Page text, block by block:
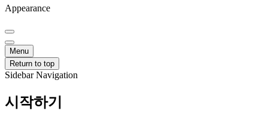
Appearance
Menu
Return to top
Sidebar Navigation
시작하기